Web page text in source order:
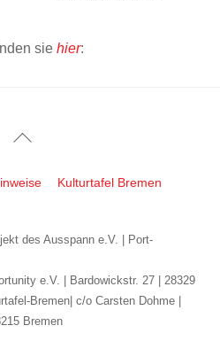
sie hier:
Back
Top
Kulturtafel Bremen
des Ausspann e.V. | Port-
e.V. | Bardowickstr. 27 | 28329
Bremen| c/o Carsten Dohme |
Bremen